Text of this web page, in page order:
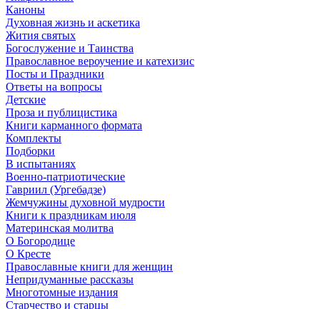
Каноны
Духовная жизнь и аскетика
Жития святых
Богослужение и Таинства
Православное вероучение и катехизис
Посты и Праздники
Ответы на вопросы
Детские
Проза и публицистика
Книги карманного формата
Комплекты
Подборки
В испытаниях
Военно-патриотические
Гавриил (Ургебадзе)
Жемчужины духовной мудрости
Книги к праздникам июля
Материнская молитва
О Богородице
О Кресте
Православные книги для женщин
Непридуманные рассказы
Многотомные издания
Старчество и старцы